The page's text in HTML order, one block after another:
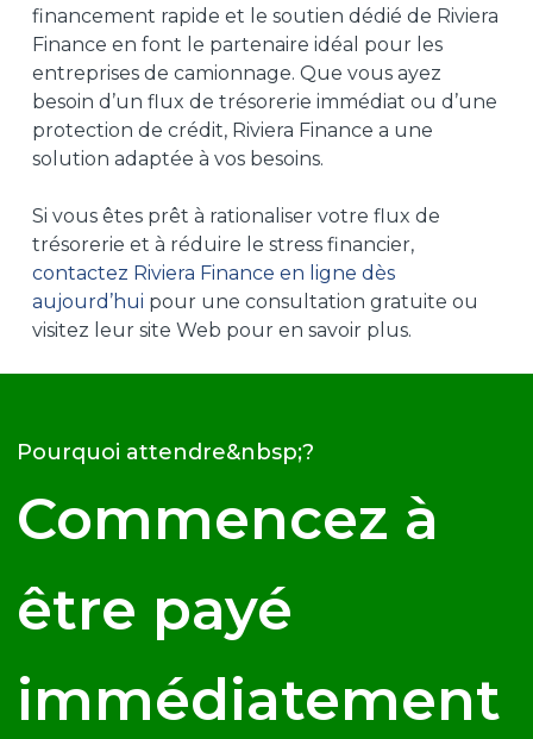
financement rapide et le soutien dédié de Riviera
Finance en font le partenaire idéal pour les
entreprises de camionnage. Que vous ayez
besoin d’un flux de trésorerie immédiat ou d’une
protection de crédit, Riviera Finance a une
solution adaptée à vos besoins.
Si vous êtes prêt à rationaliser votre flux de
trésorerie et à réduire le stress financier,
contactez Riviera Finance en ligne dès
aujourd’hui pour une consultation gratuite ou
visitez leur site Web pour en savoir plus.
Pourquoi attendre&nbsp;?
Commencez à
être payé
immédiatement